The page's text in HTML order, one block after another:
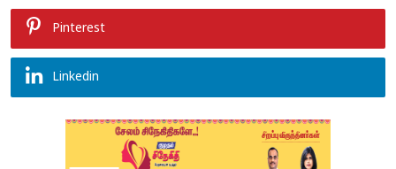
Pinterest
Linkedin